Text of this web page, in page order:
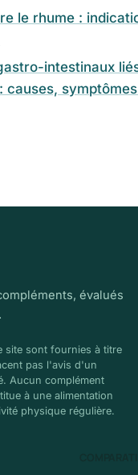
le rhume :
intestinaux
causes,
évalués
site sont fournies à titre
pas l'avis d'un
Aucun complément
à une alimentation
physique régulière.